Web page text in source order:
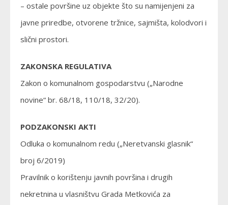
– ostale površine uz objekte što su namijenjeni za
javne priredbe, otvorene tržnice, sajmišta, kolodvori i
slični prostori.
ZAKONSKA REGULATIVA
Zakon o komunalnom gospodarstvu („Narodne
novine“ br. 68/18, 110/18, 32/20).
PODZAKONSKI AKTI
Odluka o komunalnom redu („Neretvanski glasnik“
broj 6/2019)
Pravilnik o korištenju javnih površina i drugih
nekretnina u vlasništvu Grada Metkovića za